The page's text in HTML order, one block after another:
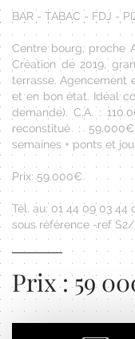
BAR - TABAC - FDJ -
Centre bourg, proche
Création de 2019,
terrasse. Agencement
et en bon état. Idéal
demande). C.A. :
reconstitué :
semaines + ponts et
Prix: 59.000€
Tél. au: 01 44 09 03 44
sous référence -ref S2/
Prix : 59